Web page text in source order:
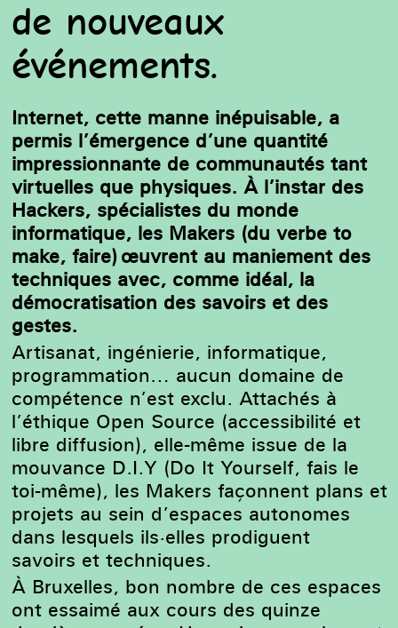
de nouveaux
événements.
Internet, cette manne inépuisable, a
permis l’émergence d’une quantité
impressionnante de communautés tant
virtuelles que physiques. À l’instar des
Hackers, spécialistes du monde
informatique, les Makers (du verbe to
make, faire) œuvrent au maniement des
techniques avec, comme idéal, la
démocratisation des savoirs et des
gestes.
Artisanat, ingénierie, informatique,
programmation… aucun domaine de
compétence n’est exclu. Attachés à
l’éthique Open Source (accessibilité et
libre diffusion), elle-même issue de la
mouvance D.I.Y (Do It Yourself, fais le
toi-même), les Makers façonnent plans et
projets au sein d’espaces autonomes
dans lesquels ils·elles prodiguent
savoirs et techniques.
À Bruxelles, bon nombre de ces espaces
ont essaimé aux cours des quinze